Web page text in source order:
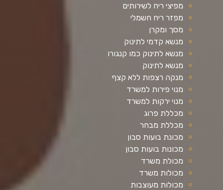
מפיצי ריח לשירותים
מפזר ריח חשמלי
מסך ומקרן
מנשא קדמי לתינוק
מנשא לתינוק כמו קנגורו
מנשא לתינוק
מנקה רצפות ללא קצף
מנוי פירות למשרד
מנוי ירקות למשרד
מכללת פרוג
מכללת מבחר
מכונת בועות סבון
מכונות בועות סבון
מכולת משרד
מכולות משרד
מכולות מעוצבות